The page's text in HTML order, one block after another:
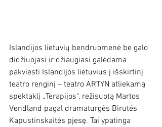
Islandijos lietuvių bendruomenė be galo
didžiuojasi ir džiaugiasi galėdama
pakviesti Islandijos lietuvius į išskirtinį
teatro renginį – teatro ARTYN atliekamą
spektaklį „Terapijos“, režisuotą Martos
Vendland pagal dramaturgės Birutės
Kapustinskaitės pjesę. Tai ypatinga